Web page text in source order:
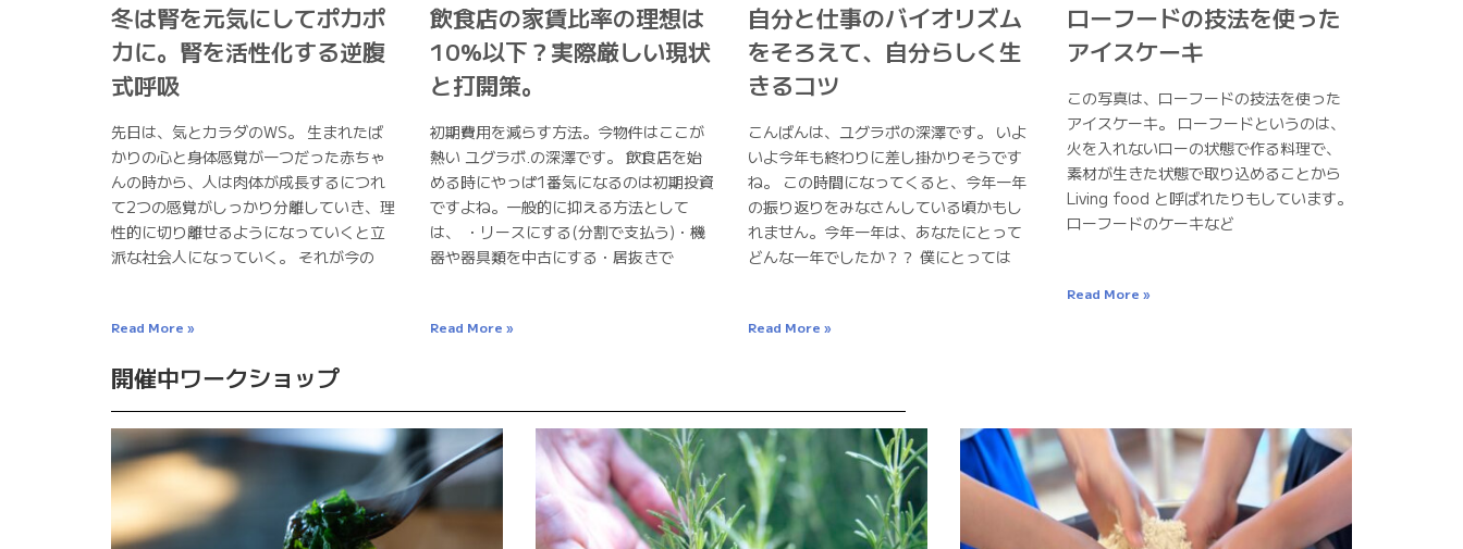
冬は腎を元気にしてポカポ
カに。腎を活性化する逆腹
式呼吸
先日は、気とカラダのWS。 生まれたば
かりの心と身体感覚が一つだった赤ちゃ
んの時から、人は肉体が成長するにつれ
て2つの感覚がしっかり分離していき、理
性的に切り離せるようになっていくと立
派な社会人になっていく。 それが今の
Read More »
飲食店の家賃比率の理想は
10%以下？実際厳しい現状
と打開策。
初期費用を減らす方法。今物件はここが
熱い ユグラボ.の深澤です。 飲食店を始
める時にやっぱ1番気になるのは初期投資
ですよね。一般的に抑える方法として
は、 ・リースにする(分割で支払う)・機
器や器具類を中古にする・居抜きで
Read More »
自分と仕事のバイオリズム
をそろえて、自分らしく生
きるコツ
こんばんは、ユグラボの深澤です。 いよ
いよ今年も終わりに差し掛かりそうです
ね。 この時間になってくると、今年一年
の振り返りをみなさんしている頃かもし
れません。今年一年は、あなたにとって
どんな一年でしたか？？ 僕にとっては
Read More »
ローフードの技法を使った
アイスケーキ
この写真は、ローフードの技法を使った
アイスケーキ。 ローフードというのは、
火を入れないローの状態で作る料理で、
素材が生きた状態で取り込めることから
Living food と呼ばれたりもしています。
ローフードのケーキなど
Read More »
開催中ワークショップ